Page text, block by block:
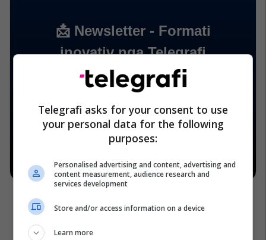
Telegrafi asks for your consent to use
your personal data for the following
purposes:
Personalised advertising and content, advertising and
content measurement, audience research and
services development
Store and/or access information on a device
Learn more